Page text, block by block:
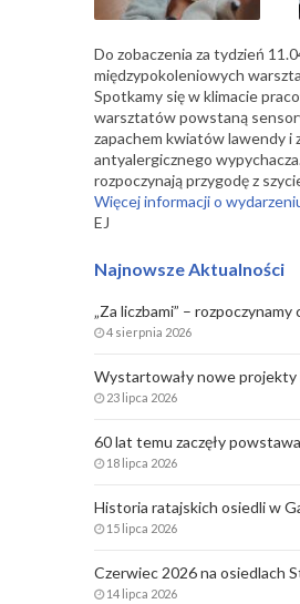
Do zobaczenia za tydzień
międzypokoleniowych
Spotkamy się w klimacie
warsztatów powstaną
zapachem kwiatów lawendy i
antyalergicznego
rozpoczynają przygodę z
Więcej informacji o
EJ
Najnowsze Aktualności
„Za liczbami” –
4 sierpnia 2026
Wystartowały nowe
23 lipca 2026
60 lat temu zaczęły
18 lipca 2026
Historia ratajskich osiedli w
15 lipca 2026
Czerwiec 2026 na osiedlach
14 lipca 2026